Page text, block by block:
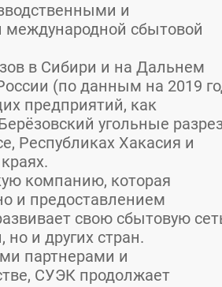
и
сбытовой
в Сибири и на Дальнем
(по данным на 2019
предприятий, как
угольные
Республиках Хакасия и
компанию, которая
и предоставлением
свою сбытовую
и других стран.
партнерами и
СУЭК продолжает